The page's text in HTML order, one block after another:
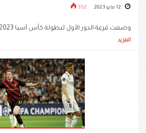
352
وضعت قرعة الدور الأول لبطولة كأس آسيا 2023 لكرة القدم، .....
المزيد